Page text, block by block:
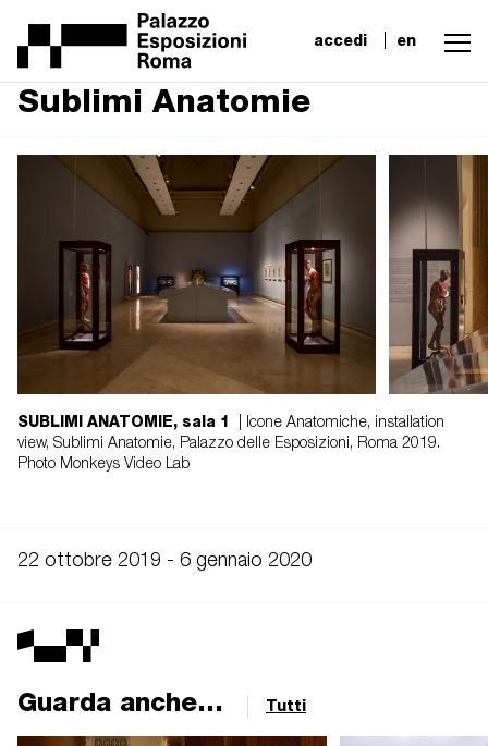
accedi en
Sublimi Anatomie
SUBLIMI ANATOMIE, sala 1
| Icone Anatomiche, installation
view, Sublimi Anatomie, Palazzo delle Esposizioni, Roma 2019.
Photo Monkeys Video Lab
22 ottobre 2019 - 6 gennaio 2020
Guarda anche... Tutti